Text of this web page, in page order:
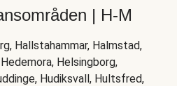
| H-M
Hallstahammar, Halmstad,
Helsingborg,
Hudiksvall, Hultsfred,